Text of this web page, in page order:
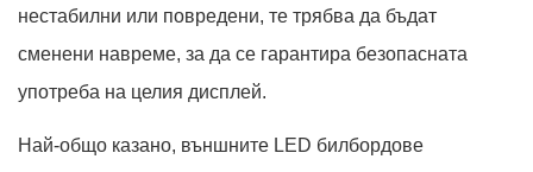
нестабилни или повредени, те трябва да бъдат
сменени навреме, за да се гарантира безопасната
употреба на целия дисплей.
Най-общо казано, външните LED билбордове